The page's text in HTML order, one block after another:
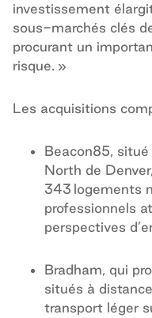
investissement
sous-marchés clés
procurant un
risque. »
Les acquisitions
Beacon85,
North de
343 logements
professionnels
perspectives
Bradham, qui
situés à
transport léger